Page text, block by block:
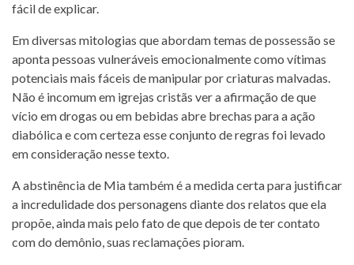
fácil de explicar.
Em diversas mitologias que abordam temas de possessão se
aponta pessoas vulneráveis emocionalmente como vítimas
potenciais mais fáceis de manipular por criaturas malvadas.
Não é incomum em igrejas cristãs ver a afirmação de que
vício em drogas ou em bebidas abre brechas para a ação
diabólica e com certeza esse conjunto de regras foi levado
em consideração nesse texto.
A abstinência de Mia também é a medida certa para justificar
a incredulidade dos personagens diante dos relatos que ela
propõe, ainda mais pelo fato de que depois de ter contato
com do demônio, suas reclamações pioram.